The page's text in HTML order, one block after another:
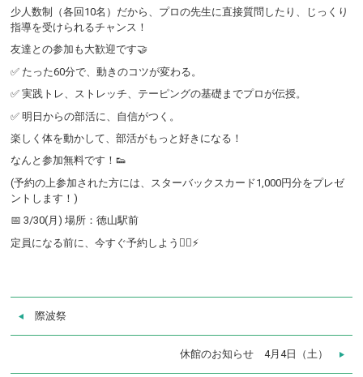
少人数制（各回10名）だから、プロの先生に直接質問したり、じっくり
指導を受けられるチャンス！
友達との参加も大歓迎です🤝
✅ たった60分で、動きのコツが変わる。
✅ 実践トレ、ストレッチ、テーピングの基礎までプロが伝授。
✅ 明日からの部活に、自信がつく。
楽しく体を動かして、部活がもっと好きになる！
なんと参加無料です！👟
(予約の上参加された方には、スターバックスカード1,000円分をプレゼ
ントします！)
📅 3/30(月) 場所：徳山駅前
定員になる前に、今すぐ予約しよう🏃‍♀️⚡️
際波祭
休館のお知らせ 4月4日（土）